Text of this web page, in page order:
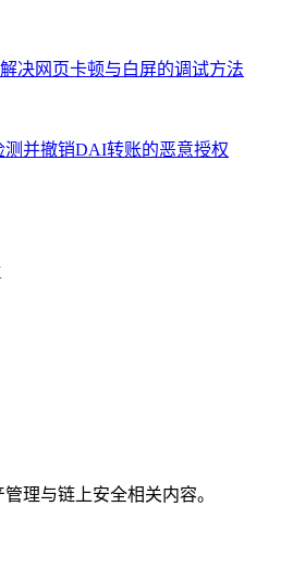
决网页卡顿与白屏的调试方法
并撤销DAI转账的恶意授权
理与链上安全相关内容。